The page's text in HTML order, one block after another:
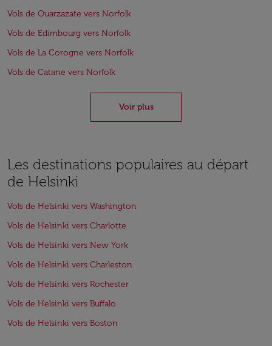
Vols de Ouarzazate vers Norfolk
Vols de Edimbourg vers Norfolk
Vols de La Corogne vers Norfolk
Vols de Catane vers Norfolk
Voir plus
Les destinations populaires au départ
de Helsinki
Vols de Helsinki vers Washington
Vols de Helsinki vers Charlotte
Vols de Helsinki vers New York
Vols de Helsinki vers Charleston
Vols de Helsinki vers Rochester
Vols de Helsinki vers Buffalo
Vols de Helsinki vers Boston